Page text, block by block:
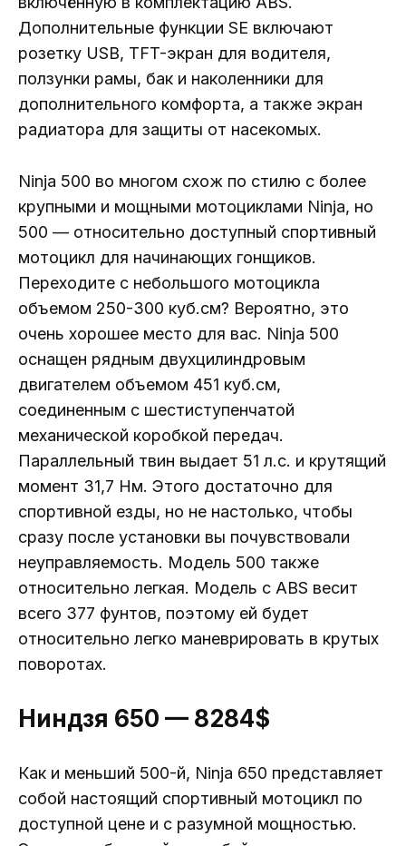
Дополнительные функции SE включают
розетку USB, TFT-экран для водителя,
ползунки рамы, бак и наколенники для
дополнительного комфорта, а также экран
радиатора для защиты от насекомых.
Ninja 500 во многом схож по стилю с более
крупными и мощными мотоциклами Ninja, но
500 — относительно доступный спортивный
мотоцикл для начинающих гонщиков.
Переходите с небольшого мотоцикла
объемом 250-300 куб.см? Вероятно, это
очень хорошее место для вас. Ninja 500
оснащен рядным двухцилиндровым
двигателем объемом 451 куб.см,
соединенным с шестиступенчатой ​​
механической коробкой передач.
Параллельный твин выдает 51 л.с. и крутящий
момент 31,7 Нм. Этого достаточно для
спортивной езды, но не настолько, чтобы
сразу после установки вы почувствовали
неуправляемость. Модель 500 также
относительно легкая. Модель с ABS весит
всего 377 фунтов, поэтому ей будет
относительно легко маневрировать в крутых
поворотах.
Ниндзя 650 — 8284$
Как и меньший 500-й, Ninja 650 представляет
собой настоящий спортивный мотоцикл по
доступной цене и с разумной мощностью.